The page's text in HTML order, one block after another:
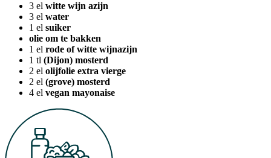
3 el witte wijn azijn
3 el water
1 el suiker
olie om te bakken
1 el rode of witte wijnazijn
1 tl (Dijon) mosterd
2 el olijfolie extra vierge
2 el (grove) mosterd
4 el vegan mayonaise